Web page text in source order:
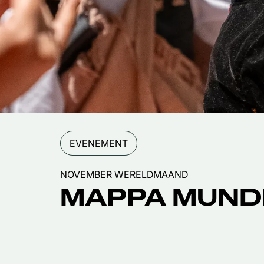
EVENEMENT
MAPPA
NOVEMBER WERELDMAAND